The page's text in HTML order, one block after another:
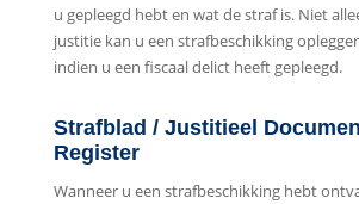
u gepleegd hebt en wat de straf is. Niet
justitie kan u een strafbeschikking
indien u een fiscaal delict heeft gepleegd.
Strafblad / Justitieel
Register
Wanneer u een strafbeschikking hebt